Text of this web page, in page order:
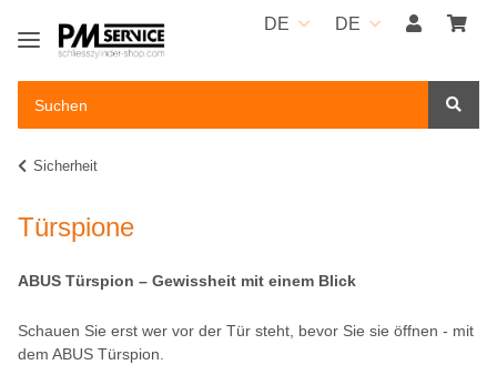
DE DE
Sicherheit
Türspione
ABUS Türspion – Gewissheit mit einem Blick
Schauen Sie erst wer vor der Tür steht, bevor Sie sie öffnen - mit
dem ABUS Türspion.